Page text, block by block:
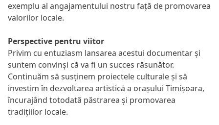
exemplu al angajamentului nostru față de promovarea
valorilor locale.
Perspective pentru viitor
Privim cu entuziasm lansarea acestui documentar și
suntem convinși că va fi un succes răsunător.
Continuăm să susținem proiectele culturale și să
investim în dezvoltarea artistică a orașului Timișoara,
încurajând totodată păstrarea și promovarea
tradițiilor locale.